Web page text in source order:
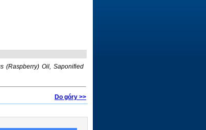
(Raspberry) Oil, Saponified
Do góry >>